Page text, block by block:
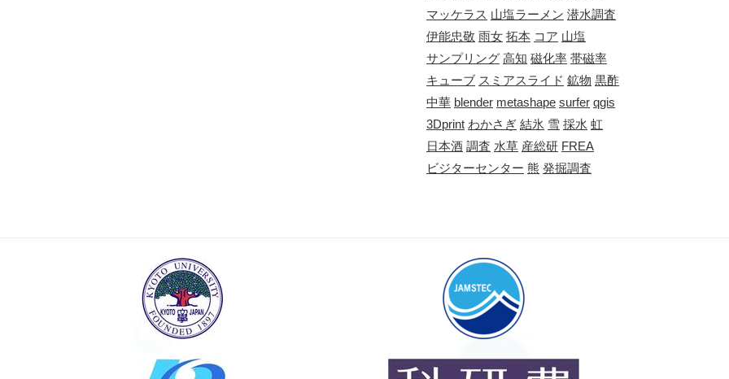
マッケラス 山塩ラーメン 潜水調査
伊能忠敬 雨女 拓本 コア 山塩
サンプリング 高知 磁化率 帯磁率
キューブ スミアスライド 鉱物 黒酢
中華 blender metashape surfer qgis
3Dprint わかさぎ 結氷 雪 採水 虹
日本酒 調査 水草 産総研 FREA
ビジターセンター 熊 発掘調査